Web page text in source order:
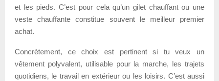
et les pieds. C’est pour cela qu’un gilet chauffant ou une
veste chauffante constitue souvent le meilleur premier
achat.
Concrètement, ce choix est pertinent si tu veux un
vêtement polyvalent, utilisable pour la marche, les trajets
quotidiens, le travail en extérieur ou les loisirs. C’est aussi